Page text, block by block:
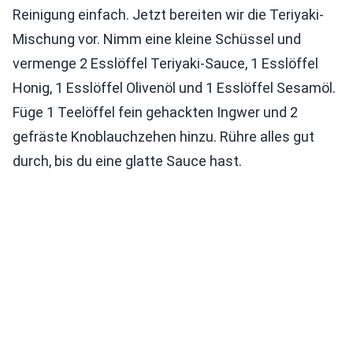
Reinigung einfach. Jetzt bereiten wir die Teriyaki-
Mischung vor. Nimm eine kleine Schüssel und
vermenge 2 Esslöffel Teriyaki-Sauce, 1 Esslöffel
Honig, 1 Esslöffel Olivenöl und 1 Esslöffel Sesamöl.
Füge 1 Teelöffel fein gehackten Ingwer und 2
gefräste Knoblauchzehen hinzu. Rühre alles gut
durch, bis du eine glatte Sauce hast.